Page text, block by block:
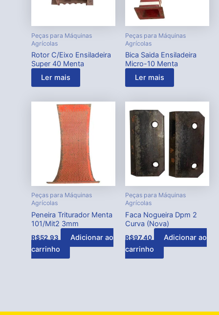
Peças para Máquinas
Agrícolas
Rotor C/Eixo Ensiladeira
Super 40 Menta
Ler mais
Peças para Máquinas
Agrícolas
Bica Saida Ensiladeira
Micro-10 Menta
Ler mais
Peças para Máquinas
Agrícolas
Peneira Triturador Menta
101/Mit2 3mm
R$52,93
Adicionar ao
carrinho
Peças para Máquinas
Agrícolas
Faca Nogueira Dpm 2
Curva (Nova)
R$97,40
Adicionar ao
carrinho